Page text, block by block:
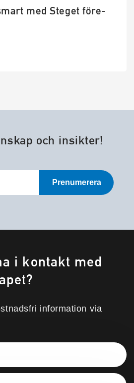
med Steget före-
och insikter!
i kontakt med
information via